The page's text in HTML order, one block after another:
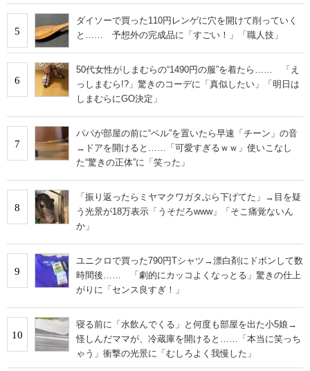
建設×テクノロジーの最前線
ちょっと気になるネットの話題
5
ダイソーで買った110円レンゲに穴を開けて削っていく
と…… 予想外の完成品に「すごい！」「職人技」
6
50代女性がしまむらの“1490円の服”を着たら…… 「え
っしまむら!?」驚きのコーデに「真似したい」「明日は
しまむらにGO決定」
7
パパが部屋の前に“ベル”を置いたら早速「チーン」の音
→ドアを開けると……「可愛すぎるｗｗ」使いこなし
た“驚きの正体”に「笑った」
8
「振り返ったらミヤマクワガタぶら下げてた」→目を疑
う光景が18万表示「うそだろwww」「そこ痛覚ないん
か」
9
ユニクロで買った790円Tシャツ→漂白剤にドボンして数
時間後…… 「劇的にカッコよくなっとる」驚きの仕上
がりに「センス良すぎ！」
10
寝る前に「水飲んでくる」と何度も部屋を出た小5娘→
怪しんだママが、冷蔵庫を開けると……「本当に笑っち
ゃう」衝撃の光景に「むしろよく我慢した」